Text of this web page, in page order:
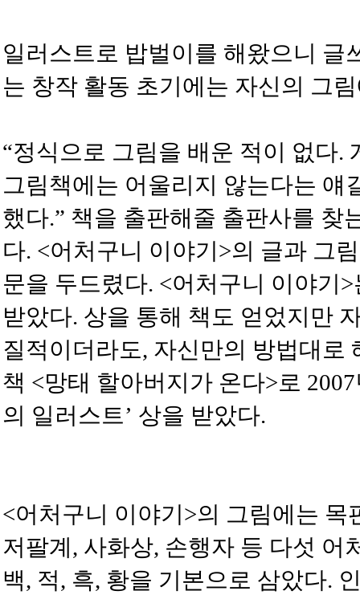
일러스트로 밥벌이를 해왔으니 글
는 창작 활동 초기에는 자신의 그
“정식으로 그림을 배운 적이 없다.
그림책에는 어울리지 않는다는 얘
했다.” 책을 출판해줄 출판사를 찾
다. <어처구니 이야기>의 글과 그
문을 두드렸다. <어처구니 이야기
받았다. 상을 통해 책도 얻었지만
질적이더라도, 자신만의 방법대로
책 <망태 할아버지가 온다>로
의 일러스트’ 상을 받았다.
<어처구니 이야기>의 그림에는
저팔계, 사화상, 손행자 등 다섯 어
백, 적, 흑, 황을 기본으로 삼았다.